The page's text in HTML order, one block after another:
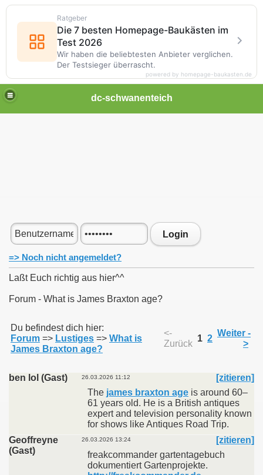
dc-schwanenteich
Login
=> Noch nicht angemeldet?
Laßt Euch richtig aus hier^^
Forum - What is James Braxton age?
Du befindest dich hier:
Forum => Lustiges => What is
James Braxton age?
<-
Zurück
1 2
Weiter -
>
ben lol (Gast) 26.03.2026 11:12
[zitieren]
The james braxton age is around 60–
61 years old. He is a British antiques
expert and television personality known
for shows like Antiques Road Trip.
Geoffreyne
(Gast)
26.03.2026 13:24
[zitieren]
freakcommander gartentagebuch
dokumentiert Gartenprojekte.
Ratgeber
Die 7 besten Homepage-Baukästen im
Test 2026
Wir haben die beliebtesten Anbieter verglichen.
Der Testsieger überrascht.
powered by homepage-baukasten.de